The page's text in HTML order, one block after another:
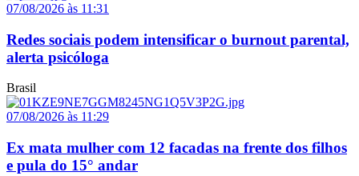
07/08/2026 às 11:31
Redes sociais podem intensificar o burnout parental,
alerta psicóloga
Brasil
07/08/2026 às 11:29
Ex mata mulher com 12 facadas na frente dos filhos
e pula do 15° andar